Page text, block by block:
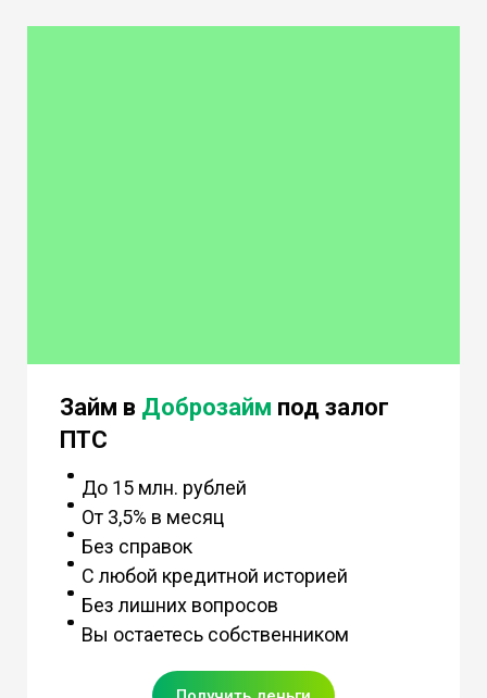
Займ в Доброзайм под залог
ПТС
До 15 млн. рублей
От 3,5% в месяц
Без справок
С любой кредитной историей
Без лишних вопросов
Вы остаетесь собственником